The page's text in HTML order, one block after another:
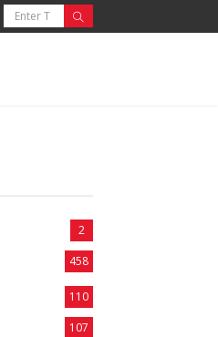
2
458
110
107